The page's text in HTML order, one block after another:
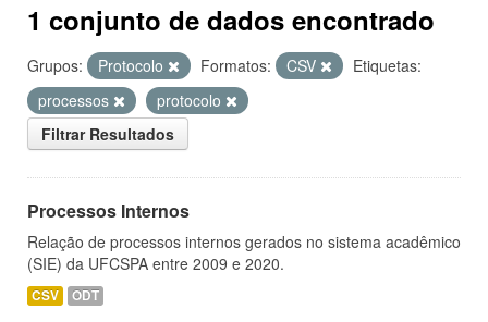
1 conjunto de dados encontrado
Grupos: Protocolo Formatos: CSV
Etiquetas:
processos
protocolo
Filtrar Resultados
Processos Internos
Relação de processos internos gerados no sistema acadêmico
(SIE) da UFCSPA entre 2009 e 2020.
CSV ODT